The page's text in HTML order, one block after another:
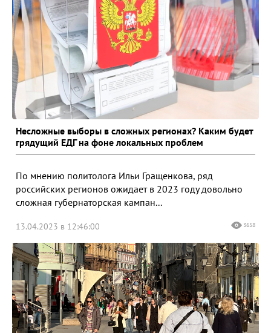
Несложные выборы в сложных регионах? Каким будет
грядущий ЕДГ на фоне локальных проблем
По мнению политолога Ильи Гращенкова, ряд
российских регионов ожидает в 2023 году довольно
сложная губернаторская кампан...
13.04.2023 в 12:46:00 3658